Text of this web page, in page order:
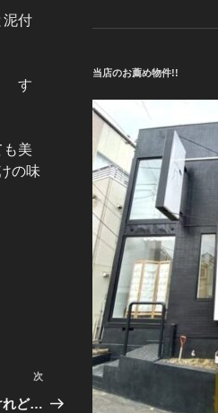
泥付
す
美
次
の
次
れど…
当店のお薦め物件!!